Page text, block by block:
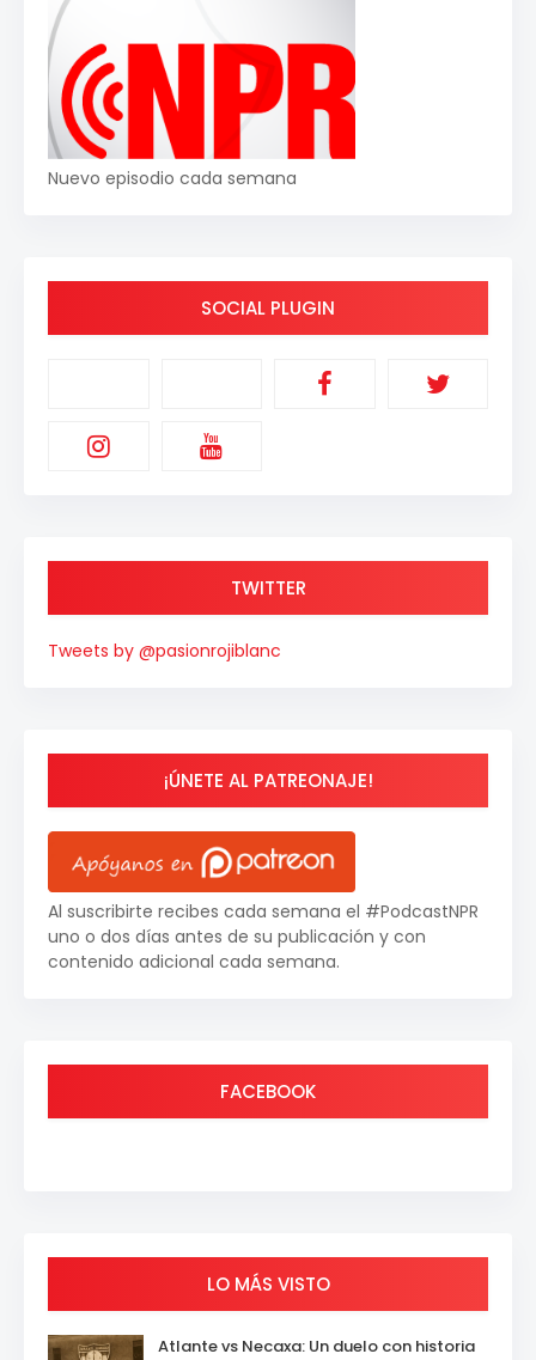
Nuevo episodio cada semana
SOCIAL PLUGIN
TWITTER
Tweets by @pasionrojiblanc
¡ÚNETE AL PATREONAJE!
Al suscribirte recibes cada semana el #PodcastNPR
uno o dos días antes de su publicación y con
contenido adicional cada semana.
FACEBOOK
LO MÁS VISTO
Atlante vs Necaxa: Un duelo con historia